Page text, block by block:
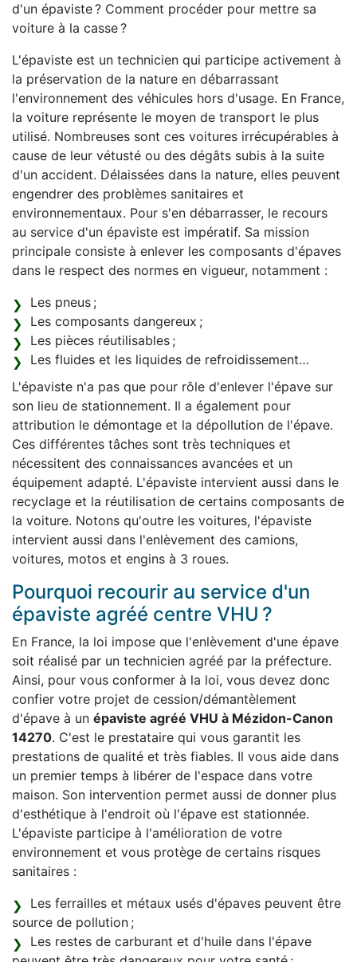
d'un épaviste ? Comment procéder pour mettre sa
voiture à la casse ?
L'épaviste est un technicien qui participe activement à
la préservation de la nature en débarrassant
l'environnement des véhicules hors d'usage. En France,
la voiture représente le moyen de transport le plus
utilisé. Nombreuses sont ces voitures irrécupérables à
cause de leur vétusté ou des dégâts subis à la suite
d'un accident. Délaissées dans la nature, elles peuvent
engendrer des problèmes sanitaires et
environnementaux. Pour s'en débarrasser, le recours
au service d'un épaviste est impératif. Sa mission
principale consiste à enlever les composants d'épaves
dans le respect des normes en vigueur, notamment :
Les pneus ;
Les composants dangereux ;
Les pièces réutilisables ;
Les fluides et les liquides de refroidissement…
L'épaviste n'a pas que pour rôle d'enlever l'épave sur
son lieu de stationnement. Il a également pour
attribution le démontage et la dépollution de l'épave.
Ces différentes tâches sont très techniques et
nécessitent des connaissances avancées et un
équipement adapté. L'épaviste intervient aussi dans le
recyclage et la réutilisation de certains composants de
la voiture. Notons qu'outre les voitures, l'épaviste
intervient aussi dans l'enlèvement des camions,
voitures, motos et engins à 3 roues.
Pourquoi recourir au service d'un
épaviste agréé centre VHU ?
En France, la loi impose que l'enlèvement d'une épave
soit réalisé par un technicien agréé par la préfecture.
Ainsi, pour vous conformer à la loi, vous devez donc
confier votre projet de cession/démantèlement
d'épave à un épaviste agréé VHU à Mézidon-Canon
14270. C'est le prestataire qui vous garantit les
prestations de qualité et très fiables. Il vous aide dans
un premier temps à libérer de l'espace dans votre
maison. Son intervention permet aussi de donner plus
d'esthétique à l'endroit où l'épave est stationnée.
L'épaviste participe à l'amélioration de votre
environnement et vous protège de certains risques
sanitaires :
Les ferrailles et métaux usés d'épaves peuvent être
source de pollution ;
Les restes de carburant et d'huile dans l'épave